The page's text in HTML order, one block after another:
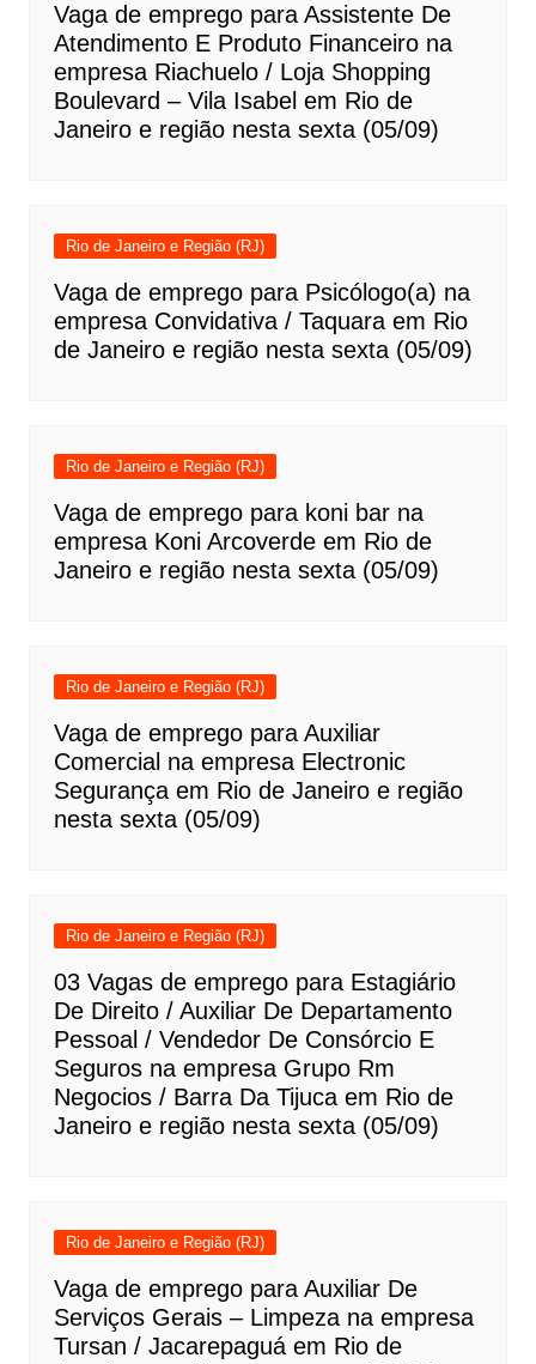
Vaga de emprego para Assistente De
Atendimento E Produto Financeiro na
empresa Riachuelo / Loja Shopping
Boulevard – Vila Isabel em Rio de
Janeiro e região nesta sexta (05/09)
Rio de Janeiro e Região (RJ)
Vaga de emprego para Psicólogo(a) na
empresa Convidativa / Taquara em Rio
de Janeiro e região nesta sexta (05/09)
Rio de Janeiro e Região (RJ)
Vaga de emprego para koni bar na
empresa Koni Arcoverde em Rio de
Janeiro e região nesta sexta (05/09)
Rio de Janeiro e Região (RJ)
Vaga de emprego para Auxiliar
Comercial na empresa Electronic
Segurança em Rio de Janeiro e região
nesta sexta (05/09)
Rio de Janeiro e Região (RJ)
03 Vagas de emprego para Estagiário
De Direito / Auxiliar De Departamento
Pessoal / Vendedor De Consórcio E
Seguros na empresa Grupo Rm
Negocios / Barra Da Tijuca em Rio de
Janeiro e região nesta sexta (05/09)
Rio de Janeiro e Região (RJ)
Vaga de emprego para Auxiliar De
Serviços Gerais – Limpeza na empresa
Tursan / Jacarepaguá em Rio de